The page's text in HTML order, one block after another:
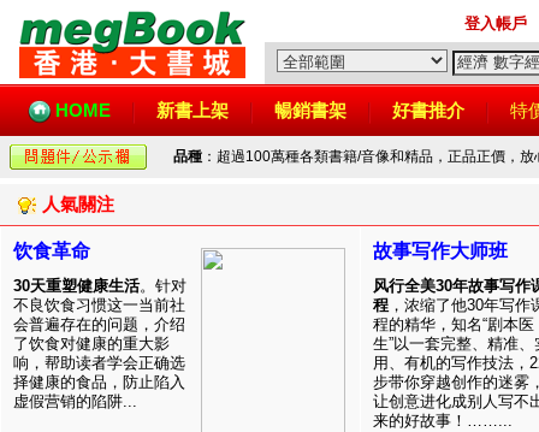
登入帳戶
HOME 新書上架 暢銷書架 好書推介 特
品種 ：超過100萬種各類書籍/音像和精品，正品正價，
人氣關注
饮食革命
30天重塑健康生活。针对
不良饮食习惯这一当前社
会普遍存在的问题，介绍
了饮食对健康的重大影
响，帮助读者学会正确选
择健康的食品，防止陷入
虚假营销的陷阱...
故事写作大师班
风行全美30年故事写作
程 ，浓缩了他30年写作
程的精华，知名“剧本医
生”以一套完整、精准、
用、有机的写作技法，
步带你穿越创作的迷雾
让创意进化成别人写不
来的好故事！……...